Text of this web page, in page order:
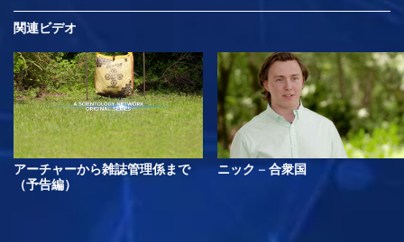
関連ビデオ
アーチャーから雑誌管理係まで
（予告編）
ニック – 合衆国